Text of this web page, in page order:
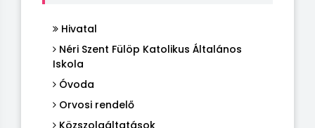
Hivatal
Néri Szent Fülöp Katolikus Általános
Iskola
Óvoda
Orvosi rendelő
Közszolgáltatások